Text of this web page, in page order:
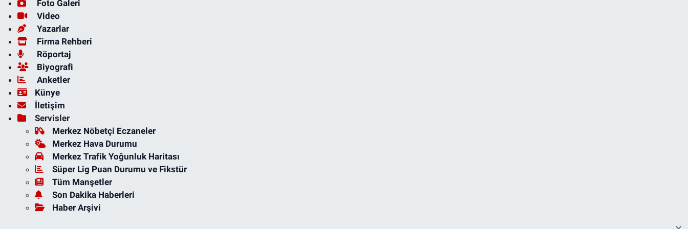
Foto Galeri
Video
Yazarlar
Firma Rehberi
Röportaj
Biyografi
Anketler
Künye
İletişim
Servisler
Merkez Nöbetçi Eczaneler
Merkez Hava Durumu
Merkez Trafik Yoğunluk Haritası
Süper Lig Puan Durumu ve Fikstür
Tüm Manşetler
Son Dakika Haberleri
Haber Arşivi